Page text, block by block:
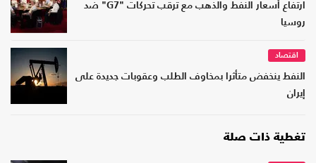
ارتفاع أسعار النفط والذهب مع ترقب تحركات "G7" ضد
روسيا
اقتصاد
النفط ينخفض متأثرا بمخاوف الطلب وعقوبات جديدة على
إيران
تغطية ذات صلة